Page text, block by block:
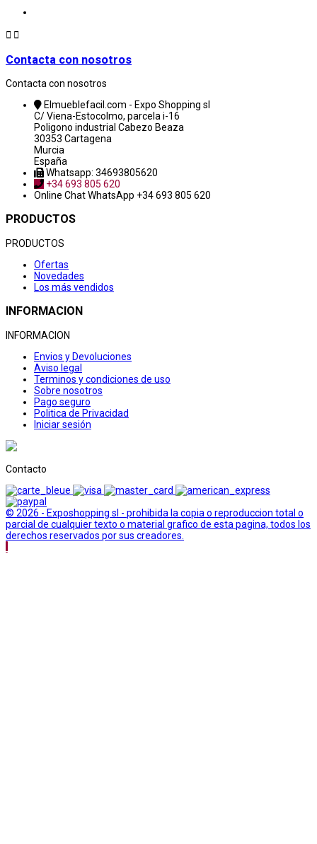
 
Contacta con nosotros
Contacta con nosotros
Elmueblefacil.com - Expo Shopping sl
C/ Viena-Estocolmo, parcela i-16
Poligono industrial Cabezo Beaza
30353 Cartagena
Murcia
España
Whatsapp: 34693805620
+34 693 805 620
Online ChatWhatsApp +34 693 805 620
PRODUCTOS
PRODUCTOS
Ofertas
Novedades
Los más vendidos
INFORMACION
INFORMACION
Envios y Devoluciones
Aviso legal
Terminos y condiciones de uso
Sobre nosotros
Pago seguro
Politica de Privacidad
Iniciar sesión
Contacto
© 2026 - Exposhopping sl - prohibida la copia o reproduccion total o
parcial de cualquier texto o material grafico de esta pagina, todos los
derechos reservados por sus creadores.